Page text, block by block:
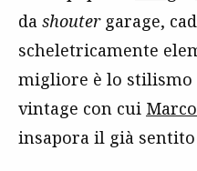
da shoutergarage,
scheletricamente
migliore è lo stilismo
vintage con cui
insapora il già